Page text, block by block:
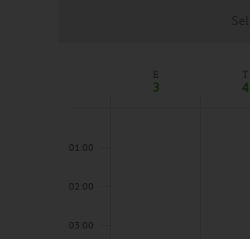
E
3
T
4
01:00
02:00
03:00